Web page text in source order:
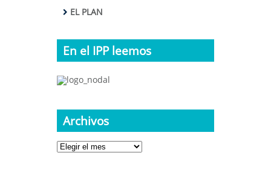
EL PLAN
En el IPP leemos
Archivos
Archivos